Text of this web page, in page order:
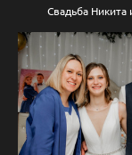
Свадьба Никита